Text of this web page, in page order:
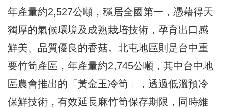
年產量約2,527公噸，穩居全國第一，憑藉得天
獨厚的氣候環境及成熟栽培技術，孕育出口感
鮮美、品質優良的香菇。北屯地區則是台中重
要竹筍產區，年產量約2,745公噸，其中台中地
區農會推出的「黃金玉冷筍」，透過低溫預冷
保鮮技術，有效延長麻竹筍保存期限，同時維